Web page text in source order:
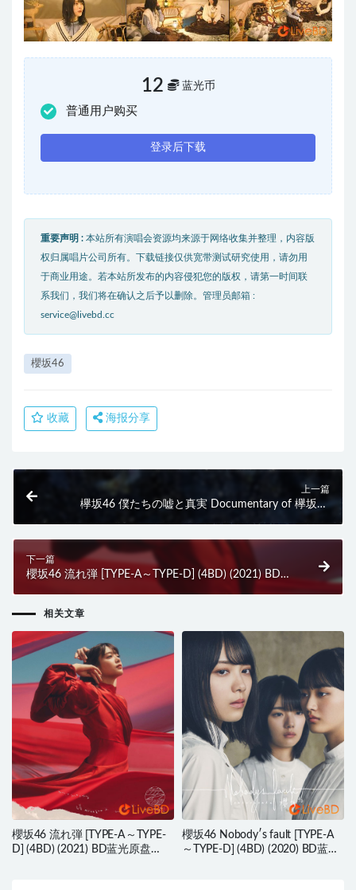
12 蓝光币
普通用户购买
登录后下载
重要声明 : 本站所有演唱会资源均来源于网络收集并整理，内容版
权归属唱片公司所有。下载链接仅供宽带测试研究使用，请勿用
于商业用途。若本站所发布的内容侵犯您的版权，请第一时间联
系我们，我们将在确认之后予以删除。管理员邮箱 :
service@livebd.cc
櫻坂46
收藏 海报分享
上一篇
欅坂46 僕たちの嘘と真実 Documentary of 欅坂46
Blu-rayコンプリートBOX [完全生産限定盤] (4BD)
下一篇
櫻坂46 流れ弾 [TYPE-A～TYPE-D] (4BD) (2021) BD蓝
相关文章
櫻坂46 流れ弾 [TYPE-A～TYPE-
D] (4BD) (2021) BD蓝光原盘
櫻坂46 Nobody′s fault [TYPE-A
～TYPE-D] (4BD) (2020) BD蓝光